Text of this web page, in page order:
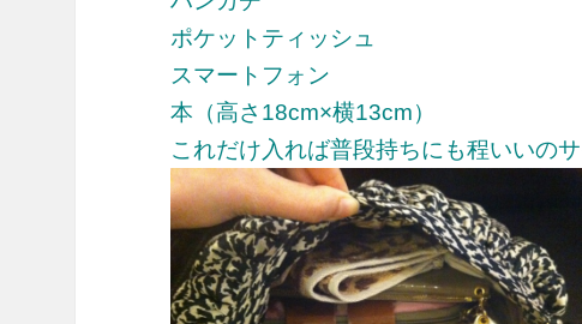
ポケットティッシュ
スマートフォン
本（高さ18cm×横13cm）
これだけ入れば普段持ちにも程いいのサ